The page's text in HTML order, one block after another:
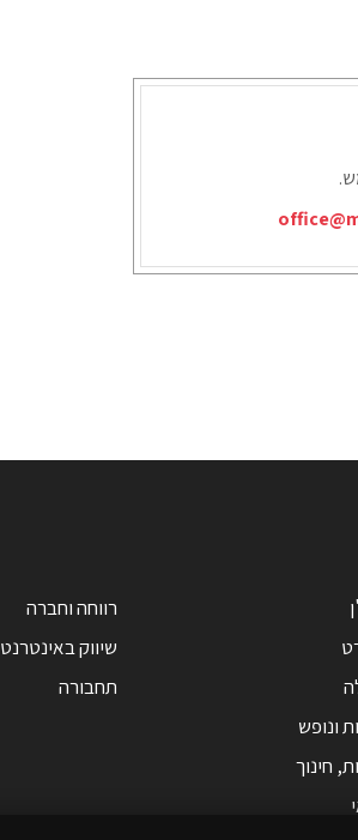
ונופש
חינוך
רווחה וחברה
שיווק באינטרנט
תחבורה